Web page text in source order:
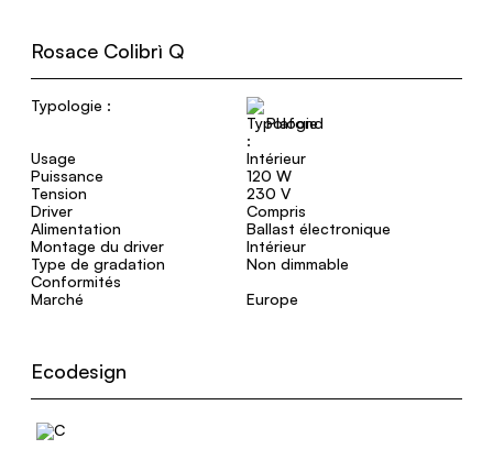
Rosace Colibrì Q
Typologie :
Plafond
Usage
Intérieur
Puissance
120 W
Tension
230 V
Driver
Compris
Alimentation
Ballast électronique
Montage du driver
Intérieur
Type de gradation
Non dimmable
Conformités
Marché
Europe
Ecodesign